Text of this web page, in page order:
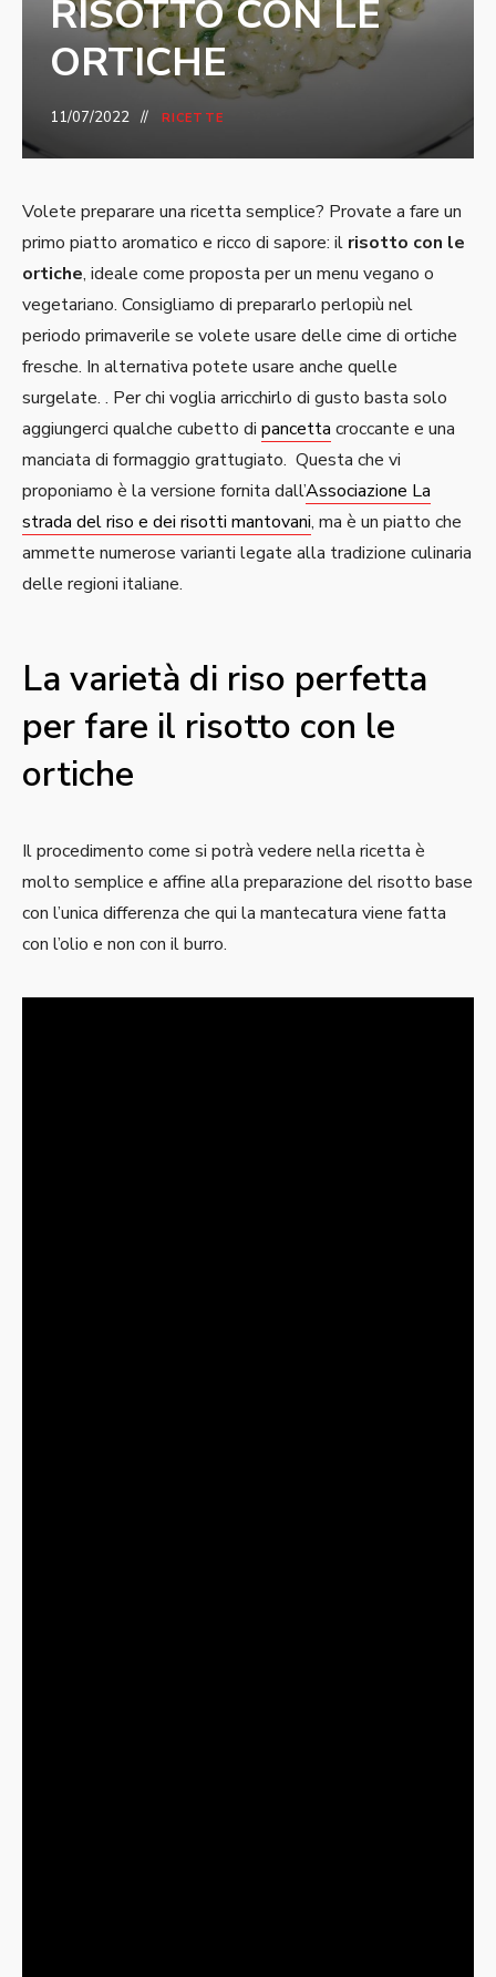
RISOTTO CON LE
ORTICHE
11/07/2022 RICETTE
Volete preparare una ricetta semplice? Provate a fare un
primo piatto aromatico e ricco di sapore: il risotto con le
ortiche, ideale come proposta per un menu vegano o
vegetariano. Consigliamo di prepararlo perlopiù nel
periodo primaverile se volete usare delle cime di ortiche
fresche. In alternativa potete usare anche quelle
surgelate. . Per chi voglia arricchirlo di gusto basta solo
aggiungerci qualche cubetto di pancetta croccante e una
manciata di formaggio grattugiato. Questa che vi
proponiamo è la versione fornita dall’Associazione La
strada del riso e dei risotti mantovani, ma è un piatto che
ammette numerose varianti legate alla tradizione culinaria
delle regioni italiane.
La varietà di riso perfetta
per fare il risotto con le
ortiche
Il procedimento come si potrà vedere nella ricetta è
molto semplice e affine alla preparazione del risotto base
con l’unica differenza che qui la mantecatura viene fatta
con l’olio e non con il burro.